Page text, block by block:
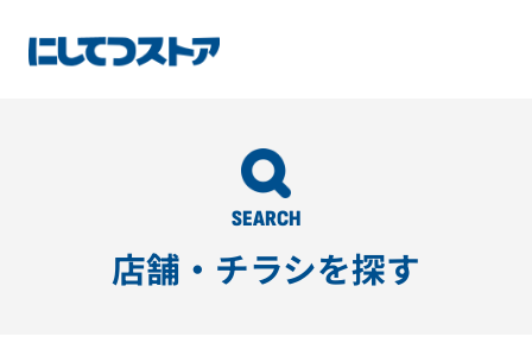
SEARCH
店舗・チラシを探す